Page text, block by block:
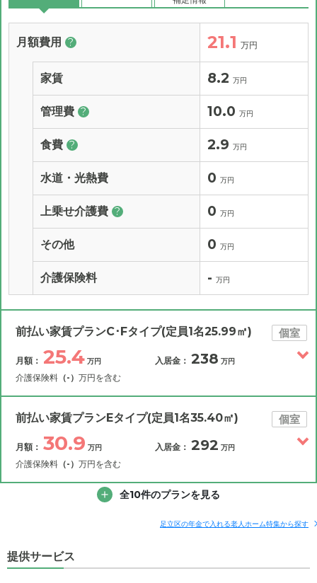
月額費用 ? 21.1 万円
家賃 8.2 万円
管理費 ? 10.0 万円
食費 ? 2.9 万円
水道・光熱費 0 万円
上乗せ介護費 ? 0 万円
その他 0 万円
介護保険料 - 万円
前払い家賃プランC･Fタイプ(定員1名25.99㎡) 個室
月額： 25.4 万円
介護保険料 （-） 万円を含む
入居金： 238 万円
補足情報
月額費用 25.4
12.5
10.0 万円
食費 ?
前払い家賃プランEタイプ(定員1名35.40㎡) 個室
月額： 30.9 万円
介護保険料 （-） 万円を含む
入居金： 292 万円
入居金
その他費用
補足情報
全10件のプランを見る
足立区の年金で入れる老人ホーム特集から探す
提供サービス